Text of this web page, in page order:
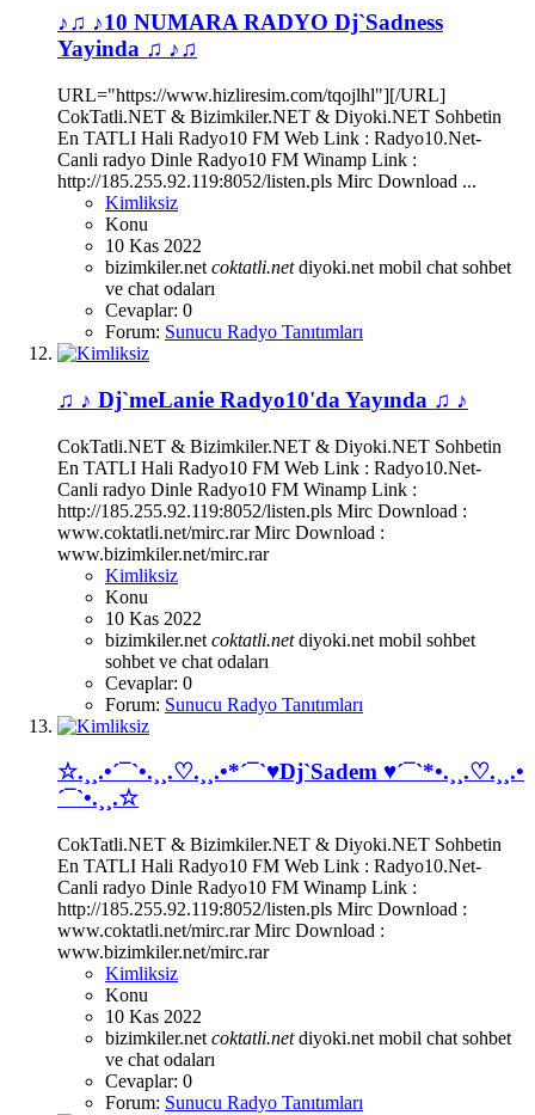
♪♫ ♪10 NUMARA RADYO Dj`Sadness
Yayinda ♫ ♪♫
URL="https://www.hizliresim.com/tqojlhl"][/URL]
CokTatli.NET & Bizimkiler.NET & Diyoki.NET Sohbetin
En TATLI Hali Radyo10 FM Web Link : Radyo10.Net-
Canli radyo Dinle Radyo10 FM Winamp Link :
http://185.255.92.119:8052/listen.pls Mirc Download ...
Kimliksiz
Konu
10 Kas 2022
bizimkiler.net coktatli.net diyoki.net mobil chat sohbet
ve chat odaları
Cevaplar: 0
Forum: Sunucu Radyo Tanıtımları
♫ ♪ Dj`meLanie Radyo10'da Yayında ♫ ♪
CokTatli.NET & Bizimkiler.NET & Diyoki.NET Sohbetin
En TATLI Hali Radyo10 FM Web Link : Radyo10.Net-
Canli radyo Dinle Radyo10 FM Winamp Link :
http://185.255.92.119:8052/listen.pls Mirc Download :
www.coktatli.net/mirc.rar Mirc Download :
www.bizimkiler.net/mirc.rar
Kimliksiz
Konu
10 Kas 2022
bizimkiler.net coktatli.net diyoki.net mobil sohbet
sohbet ve chat odaları
Cevaplar: 0
Forum: Sunucu Radyo Tanıtımları
☆.¸¸.•´¯`•.¸¸.♡.¸¸.•*´¯`♥Dj`Sadem ♥´¯`*•.¸¸.♡.¸¸.•
´¯`•.¸¸.☆
CokTatli.NET & Bizimkiler.NET & Diyoki.NET Sohbetin
En TATLI Hali Radyo10 FM Web Link : Radyo10.Net-
Canli radyo Dinle Radyo10 FM Winamp Link :
http://185.255.92.119:8052/listen.pls Mirc Download :
www.coktatli.net/mirc.rar Mirc Download :
www.bizimkiler.net/mirc.rar
Kimliksiz
Konu
10 Kas 2022
bizimkiler.net coktatli.net diyoki.net mobil chat sohbet
ve chat odaları
Cevaplar: 0
Forum: Sunucu Radyo Tanıtımları